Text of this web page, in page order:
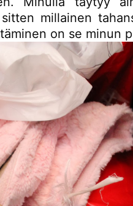
millainen
on se minun